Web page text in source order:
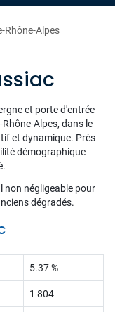
Rhône-Alpes
et porte d'entrée
Alpes, dans le
et dynamique. Près
démographique
non négligeable pour
dégradés.
5.37 %
1 804